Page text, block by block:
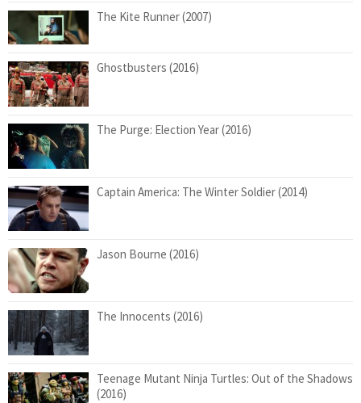
The Kite Runner (2007)
Ghostbusters (2016)
The Purge: Election Year (2016)
Captain America: The Winter Soldier (2014)
Jason Bourne (2016)
The Innocents (2016)
Teenage Mutant Ninja Turtles: Out of the Shadows
(2016)